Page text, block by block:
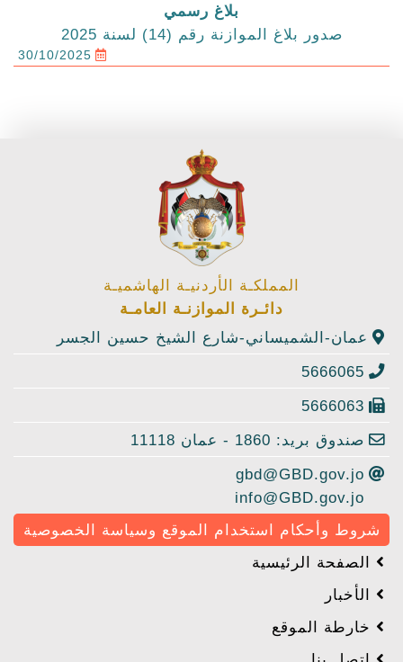
بلاغ رسمي
صدور بلاغ الموازنة رقم (14) لسنة 2025
30/10/2025
المملكـة الأردنيـة الهاشميـة
دائـرة الموازنـة العامـة
عمان-الشميساني-شارع الشيخ حسين الجسر
5666065
5666063
صندوق بريد: 1860 - عمان 11118
gbd@GBD.gov.jo
info@GBD.gov.jo
شروط وأحكام استخدام الموقع وسياسة الخصوصية
الصفحة الرئيسية
الأخبار
خارطة الموقع